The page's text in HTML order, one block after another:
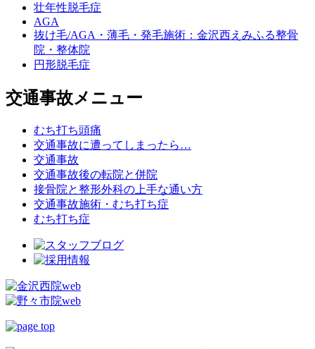
壮年性脱毛症
AGA
抜け毛/AGA・薄毛・発毛施術：金沢西えみふる整骨
院・整体院
円形脱毛症
交通事故メニュー
むち打ち頭痛
交通事故に遭ってしまったら…
交通事故
交通事故後の転院と併院
接骨院と整形外科の上手な通い方
交通事故施術・むち打ち症
むち打ち症